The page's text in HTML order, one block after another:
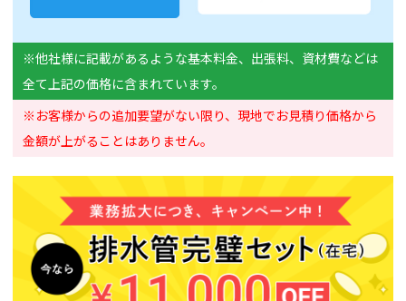
※他社様に記載があるような基本料金、出張料、資材費などは
全て上記の価格に含まれています。
※お客様からの追加要望がない限り、現地でお見積り価格から
金額が上がることはありません。